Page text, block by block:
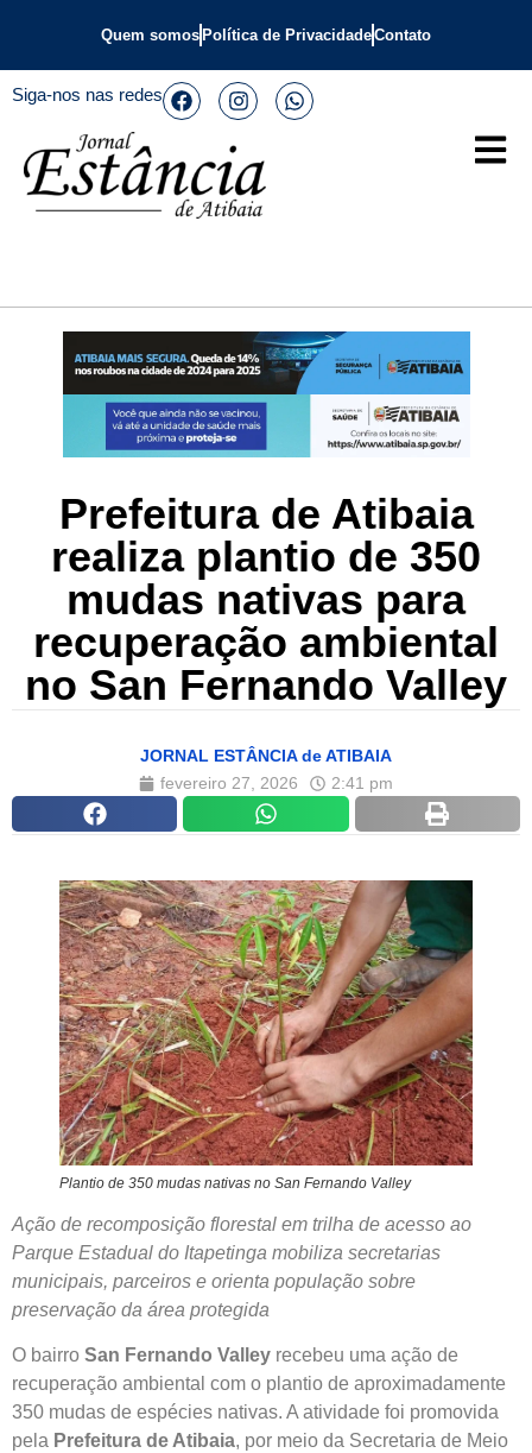
Quem somos Política de PrivacidadeContato
Siga-nos nas redes
Prefeitura de Atibaia
realiza plantio de 350
mudas nativas para
recuperação ambiental
no San Fernando Valley
JORNAL ESTÂNCIA de ATIBAIA
fevereiro 27, 2026
2:41 pm
Plantio de 350 mudas nativas no San Fernando Valley
Ação de recomposição florestal em trilha de acesso ao
Parque Estadual do Itapetinga mobiliza secretarias
municipais, parceiros e orienta população sobre
preservação da área protegida
O bairro San Fernando Valley recebeu uma ação de
recuperação ambiental com o plantio de aproximadamente
350 mudas de espécies nativas. A atividade foi promovida
pela Prefeitura de Atibaia, por meio da Secretaria de Meio